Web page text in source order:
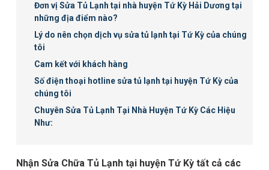
Đơn vị Sửa Tủ Lạnh tại nhà huyện Tứ Kỳ Hải Dương tại
những địa điểm nào?
Lý do nên chọn dịch vụ sửa tủ lạnh tại Tứ Kỳ của chúng
tôi
Cam kết với khách hàng
Số điện thoại hotline sửa tủ lạnh tại huyện Tứ Kỳ của
chúng tôi
Chuyên Sửa Tủ Lạnh Tại Nhà Huyện Tứ Kỳ Các Hiệu
Như:
Nhận Sửa Chữa Tủ Lạnh tại huyện Tứ Kỳ tất cả các